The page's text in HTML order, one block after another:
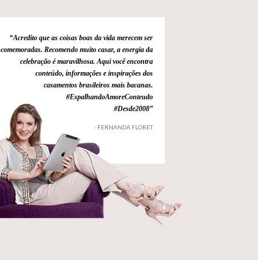
“Acredito que as coisas boas da vida merecem ser
comemoradas. Recomendo muito casar, a energia da
celebração é maravilhosa. Aqui você encontra
conteúdo, informações e inspirações dos
casamentos brasileiros mais bacanas.
#EspalhandoAmoreConteudo
#Desde2008”
- FERNANDA FLORET